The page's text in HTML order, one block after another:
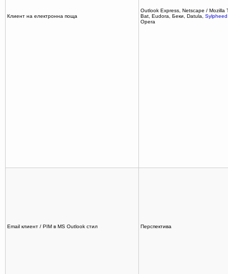
Клиент на електронна поща
Outlook Express, Netscape / Mozilla
Bat, Eudora, Беки, Datula, Sylpheed
Opera
Email клиент / PIM в MS Outlook стил Перспектива